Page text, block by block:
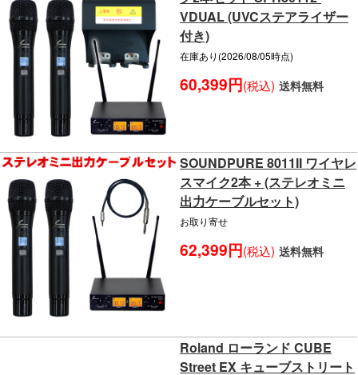
VDUAL (UVCステアライザー
付き)
在庫あり(2026/08/05時点)
60,399円(税込) 送料無料
SOUNDPURE 8011II ワイヤレ
スマイク2本 + (ステレオミニ
出力ケーブルセット)
お取り寄せ
62,399円(税込) 送料無料
Roland ローランド CUBE
Street EX キューブストリート